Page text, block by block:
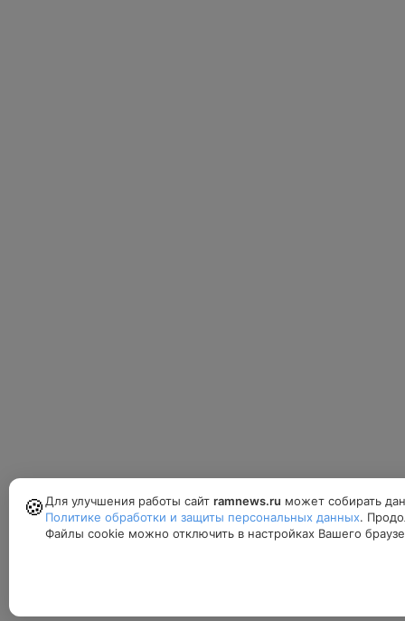
🍪 Для улучшения работы сайт ramnews.ru может собирать
Политике обработки и защиты персональных данных.
Файлы cookie можно отключить в настройках Вашего